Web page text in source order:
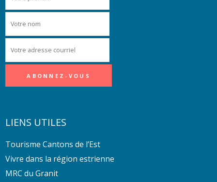
LIENS UTILES
Tourisme Cantons de l’Est
Vivre dans la région estrienne
MRC du Granit